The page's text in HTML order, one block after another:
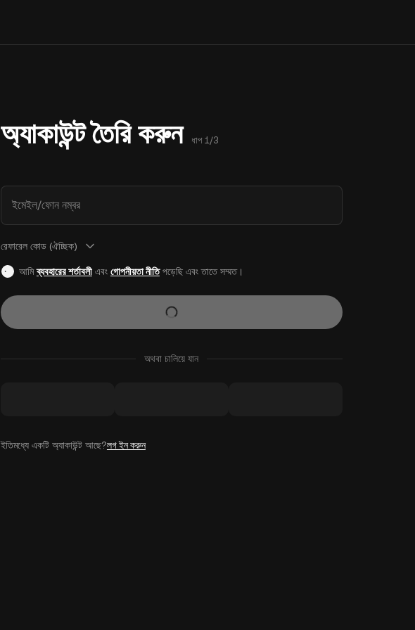
অ্যাকাউন্ট তৈরি করুন ধাপ 1/3
ইমেইল/ফোন নম্বর
রেফারেল কোড (ঐচ্ছিক)
আমিব্যবহারের শর্তাবলীএবং গোপনীয়তা নীতিপড়েছি এবং তাতে সম্মত।
অথবা চালিয়ে যান
ইতিমধ্যে একটি অ্যাকাউন্ট আছে?লগ ইন করুন